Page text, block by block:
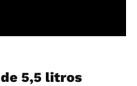
5,5 litros